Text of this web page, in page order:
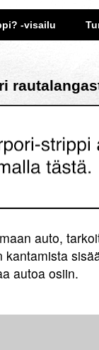
-visailu
auto,
autoa osiin.